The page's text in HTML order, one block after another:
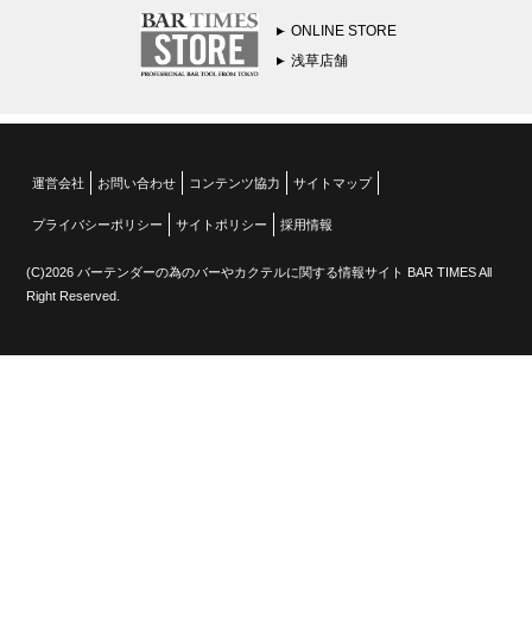
ONLINE STORE
浅草店舗
運営会社 お問い合わせ コンテンツ協力 サイトマップ
プライバシーポリシー サイトポリシー 採用情報
(C)2026 バーテンダーの為のバーやカクテルに関する情報サイト BAR TIMES All
Right Reserved.